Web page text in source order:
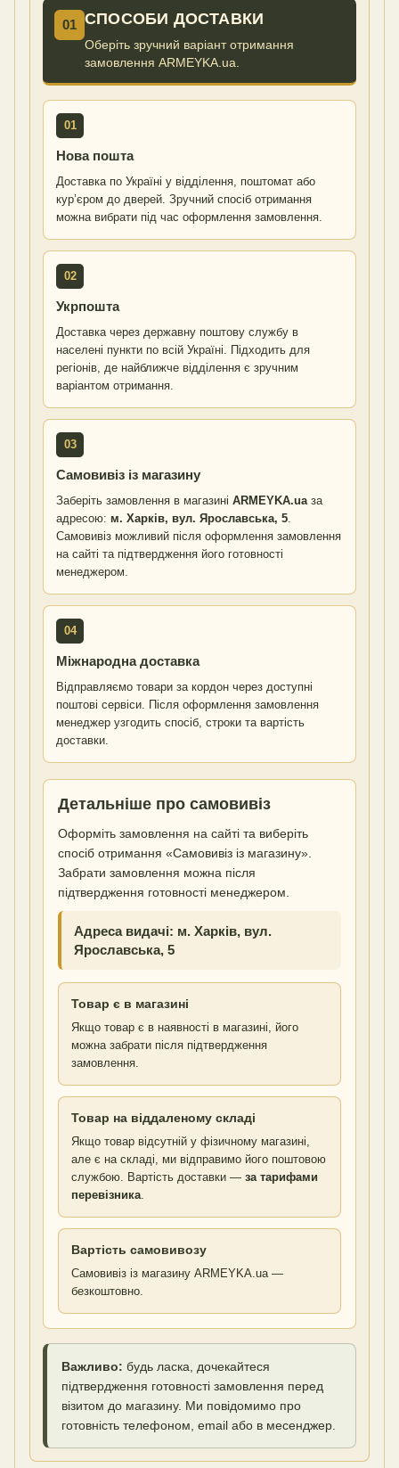
01 СПОСОБИ ДОСТАВКИ
Оберіть зручний варіант отримання
замовлення ARMEYKA.ua.
01
Нова пошта
Доставка по Україні у відділення, поштомат або
кур’єром до дверей. Зручний спосіб отримання
можна вибрати під час оформлення замовлення.
02
Укрпошта
Доставка через державну поштову службу в
населені пункти по всій Україні. Підходить для
регіонів, де найближче відділення є зручним
варіантом отримання.
03
Самовивіз із магазину
Заберіть замовлення в магазині ARMEYKA.uaза
адресою: м. Харків, вул. Ярославська, 5.
Самовивіз можливий після оформлення замовлення
на сайті та підтвердження його готовності
менеджером.
04
Міжнародна доставка
Відправляємо товари за кордон через доступні
поштові сервіси. Після оформлення замовлення
менеджер узгодить спосіб, строки та вартість
доставки.
Детальніше про самовивіз
Оформіть замовлення на сайті та виберіть
спосіб отримання «Самовивіз із магазину».
Забрати замовлення можна після
підтвердження готовності менеджером.
Адреса видачі: м. Харків, вул.
Ярославська, 5
Товар є в магазині
Якщо товар є в наявності в магазині, його
можна забрати після підтвердження
замовлення.
Товар на віддаленому складі
Якщо товар відсутній у фізичному магазині,
але є на складі, ми відправимо його поштовою
службою. Вартість доставки — за тарифами
перевізника.
Вартість самовивозу
Самовивіз із магазину ARMEYKA.ua —
безкоштовно.
Важливо: будь ласка, дочекайтеся
підтвердження готовності замовлення перед
візитом до магазину. Ми повідомимо про
готовність телефоном, email або в месенджер.